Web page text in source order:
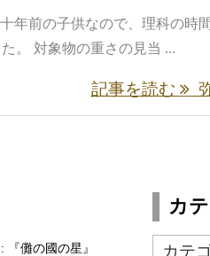
年前の子供なので、理科の時
。 対象物の重さの見当 ...
記事を読む
: 『儺の國の星』
カ
カ